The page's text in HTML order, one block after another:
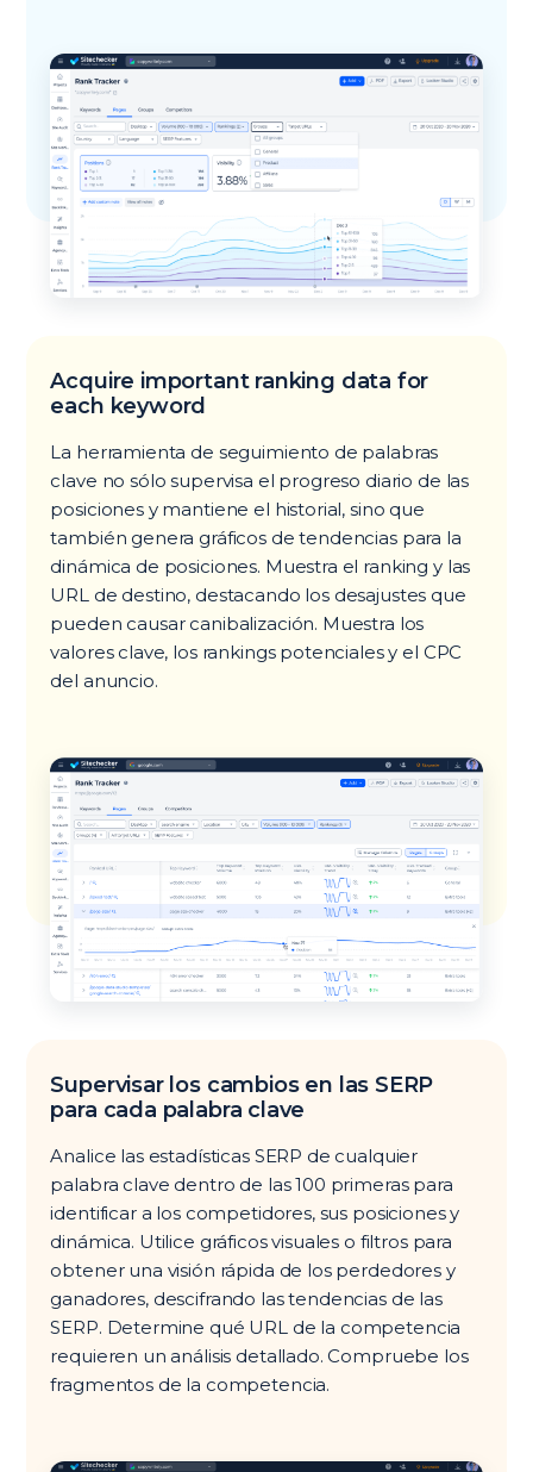
Acquire important ranking data for
each keyword
La herramienta de seguimiento de palabras
clave no sólo supervisa el progreso diario de las
posiciones y mantiene el historial, sino que
también genera gráficos de tendencias para la
dinámica de posiciones. Muestra el ranking y las
URL de destino, destacando los desajustes que
pueden causar canibalización. Muestra los
valores clave, los rankings potenciales y el CPC
del anuncio.
Supervisar los cambios en las SERP
para cada palabra clave
Analice las estadísticas SERP de cualquier
palabra clave dentro de las 100 primeras para
identificar a los competidores, sus posiciones y
dinámica. Utilice gráficos visuales o filtros para
obtener una visión rápida de los perdedores y
ganadores, descifrando las tendencias de las
SERP. Determine qué URL de la competencia
requieren un análisis detallado. Compruebe los
fragmentos de la competencia.